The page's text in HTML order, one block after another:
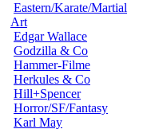
Eastern/Karate/Martial
Art
Edgar Wallace
Godzilla & Co
Hammer-Filme
Herkules & Co
Hill+Spencer
Horror/SF/Fantasy
Karl May